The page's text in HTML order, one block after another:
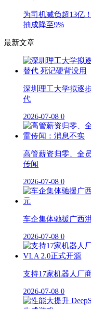
为司机减负超13亿
抽成降至9%
最新文章
深圳理工大学拟逐
代
2026-07-08 0
高管薪资归零、全
传闻
2026-07-08 0
车企集体驰援广西
2026-07-08 0
支持17家机器人厂
2026-07-08 0